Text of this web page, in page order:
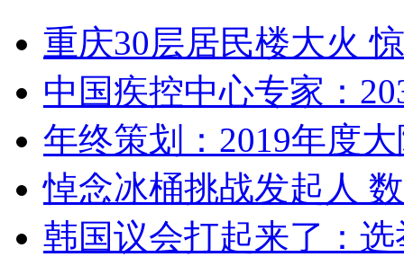
重庆30层居民楼大火
中国疾控中心专家：
年终策划：2019年度
悼念冰桶挑战发起人
韩国议会打起来了：